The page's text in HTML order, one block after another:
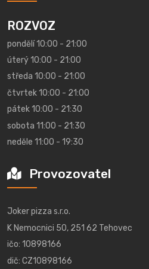
ROZVOZ
pondělí 10:00 - 21:00
úterý 10:00 - 21:00
středa 10:00 - 21:00
čtvrtek 10:00 - 21:00
pátek 10:00 - 21:30
sobota 11:00 - 21:30
neděle 11:00 - 19:30
Provozovatel
Joker pizza s.r.o.
K Nemocnici 50, 251 62 Tehovec
ičo: 10898166
dič: CZ10898166